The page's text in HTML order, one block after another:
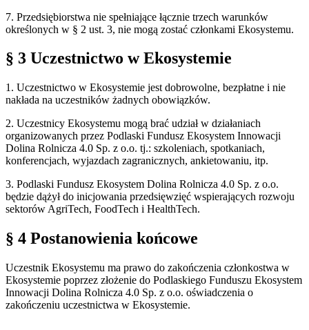
7. Przedsiębiorstwa nie spełniające łącznie trzech warunków
określonych w § 2 ust. 3, nie mogą zostać członkami Ekosystemu.
§ 3 Uczestnictwo w Ekosystemie
1. Uczestnictwo w Ekosystemie jest dobrowolne, bezpłatne i nie
nakłada na uczestników żadnych obowiązków.
2. Uczestnicy Ekosystemu mogą brać udział w działaniach
organizowanych przez Podlaski Fundusz Ekosystem Innowacji
Dolina Rolnicza 4.0 Sp. z o.o. tj.: szkoleniach, spotkaniach,
konferencjach, wyjazdach zagranicznych, ankietowaniu, itp.
3. Podlaski Fundusz Ekosystem Dolina Rolnicza 4.0 Sp. z o.o.
będzie dążył do inicjowania przedsięwzięć wspierających rozwoju
sektorów AgriTech, FoodTech i HealthTech.
§ 4 Postanowienia końcowe
Uczestnik Ekosystemu ma prawo do zakończenia członkostwa w
Ekosystemie poprzez złożenie do Podlaskiego Funduszu Ekosystem
Innowacji Dolina Rolnicza 4.0 Sp. z o.o. oświadczenia o
zakończeniu uczestnictwa w Ekosystemie.